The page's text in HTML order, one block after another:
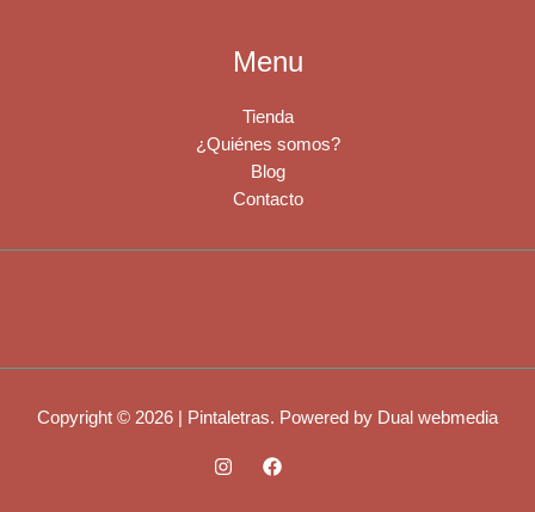
Menu
Tienda
¿Quiénes somos?
Blog
Contacto
Copyright © 2026 | Pintaletras. Powered by Dual webmedia